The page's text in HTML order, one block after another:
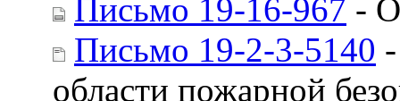
Письмо 19-16-967 -
Письмо 19-2-3-5140
области пожарной